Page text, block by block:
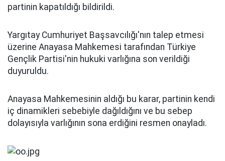
partinin kapatıldığı bildirildi.
Yargıtay Cumhuriyet Başsavcılığı'nın talep etmesi
üzerine Anayasa Mahkemesi tarafından Türkiye
Gençlik Partisi'nin hukuki varlığına son verildiği
duyuruldu.
Anayasa Mahkemesinin aldığı bu karar, partinin kendi
iç dinamikleri sebebiyle dağıldığını ve bu sebep
dolayısıyla varlığının sona erdiğini resmen onayladı.